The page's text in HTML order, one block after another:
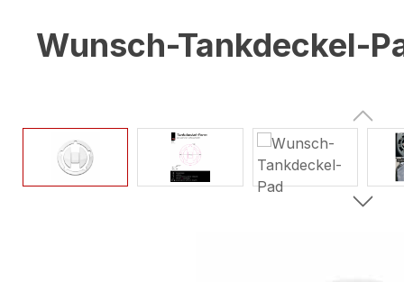
Wunsch-Tankdeckel-
Bildergalerie überspringen